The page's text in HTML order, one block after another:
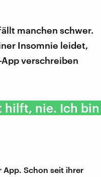
manchen schwer.
Insomnie leidet,
verschreiben
hilft, nie. Ich bin
App. Schon seit ihrer